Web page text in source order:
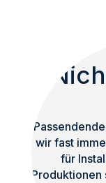
wir fast
für
Produktionen